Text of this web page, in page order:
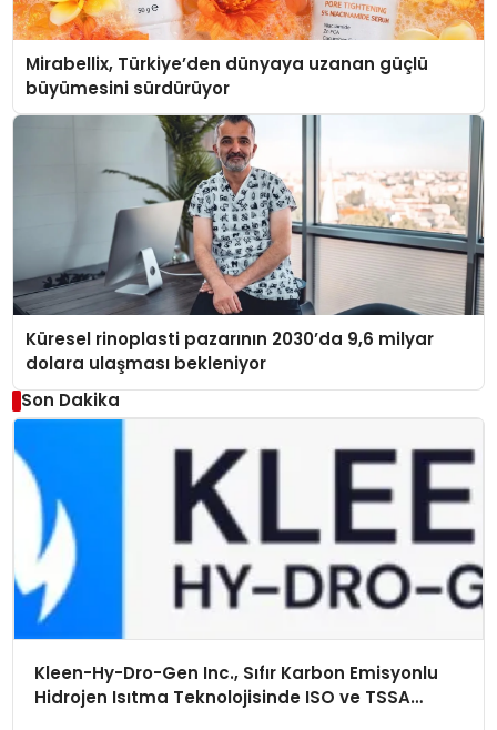
Mirabellix, Türkiye’den dünyaya uzanan güçlü
büyümesini sürdürüyor
Küresel rinoplasti pazarının 2030’da 9,6 milyar
dolara ulaşması bekleniyor
Son Dakika
Kleen-Hy-Dro-Gen Inc., Sıfır Karbon Emisyonlu
Hidrojen Isıtma Teknolojisinde ISO ve TSSA